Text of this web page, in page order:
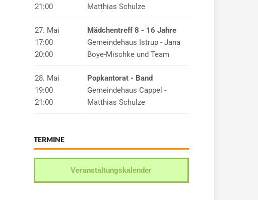
21:00
Matthias Schulze
27. Mai
17:00
20:00
Mädchentreff 8 - 16 Jahre
Gemeindehaus Istrup - Jana
Boye-Mischke und Team
28. Mai
19:00
21:00
Popkantorat - Band
Gemeindehaus Cappel -
Matthias Schulze
TERMINE
Veranstaltungskalender